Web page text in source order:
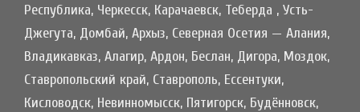
Республика, Черкесск, Карачаевск, Теберда , Усть-
Джегута, Домбай, Архыз, Северная Осетия — Алания,
Владикавказ, Алагир, Ардон, Беслан, Дигора, Моздок,
Ставропольский край, Ставрополь, Ессентуки,
Кисловодск, Невинномысск, Пятигорск, Будённовск,